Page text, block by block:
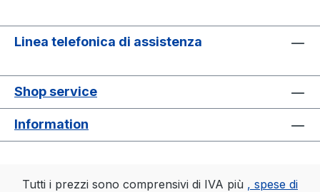
Linea telefonica di assistenza
Shop service
Information
Tutti i prezzi sono comprensivi di IVA più , spese di